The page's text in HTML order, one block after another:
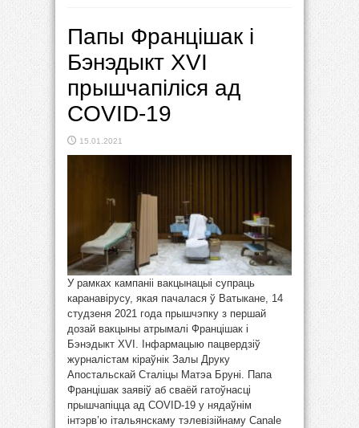
Папы Францішак і
Бэнэдыкт XVI
прышчапіліся ад
COVID-19
15.01.2021
У рамках кампаніі вакцынацыі супраць
каранавірусу, якая пачалася ў Ватыкане, 14
студзеня 2021 года прышчэпку з першай
дозай вакцыны атрымалі Францішак і
Бэнэдыкт XVI. Інфармацыю пацвердзіў
журналістам кіраўнік Залы Друку
Апостальскай Сталіцы Матэа Бруні. Папа
Францішак заявіў аб сваёй гатоўнасці
прышчапіцца ад COVID-19 у нядаўнім
інтэрв’ю італьянскаму тэлевізійнаму Canale